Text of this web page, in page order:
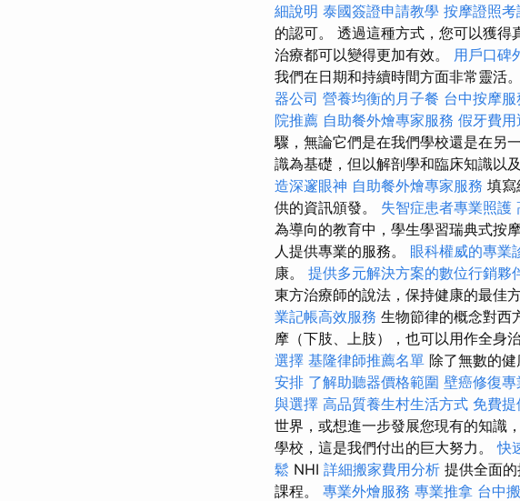
細說明 泰國簽證申請教學 按摩證照
的認可。 透過這種方式，您可以獲
治療都可以變得更加有效。 用戶口碑
我們在日期和持續時間方面非常靈活。
器公司 營養均衡的月子餐 台中按摩
院推薦 自助餐外燴專家服務 假牙費
驟，無論它們是在我們學校還是在另
識為基礎，但以解剖學和臨床知識以
造深邃眼神 自助餐外燴專家服務 填寫
供的資訊頒發。 失智症患者專業照護
為導向的教育中，學生學習瑞典式按
人提供專業的服務。 眼科權威的專業
康。 提供多元解決方案的數位行銷夥
東方治療師的說法，保持健康的最佳
業記帳高效服務 生物節律的概念對西
摩（下肢、上肢），也可以用作全身
選擇 基隆律師推薦名單 除了無數的
安排 了解助聽器價格範圍 壁癌修復專
與選擇 高品質養生村生活方式 免費
世界，或想進一步發展您現有的知識
學校，這是我們付出的巨大努力。快
鬆 NHI 詳細搬家費用分析 提供全面
課程。 專業外燴服務 專業推拿 台中